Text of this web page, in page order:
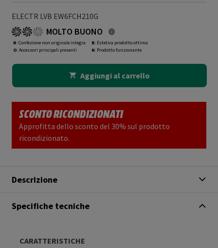
ELECTR LVB EW6FCH210G
MOLTO BUONO
R: Confezione non originale integra
O: Accessori principali presenti
B: Estetica prodotto ottima
N: Prodotto funzionante
Aggiungi al carrello
SCONTO RICONDIZIONATI
Approfitta dello sconto del 30% sul prodotto
ricondizionato.
Descrizione
Specifiche tecniche
CARATTERISTICHE